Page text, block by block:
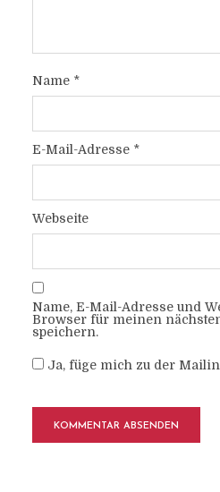
Name *
E-Mail-Adresse *
Webseite
Name, E-Mail-Adresse und
Browser für meinen
speichern.
Ja, füge mich zu der